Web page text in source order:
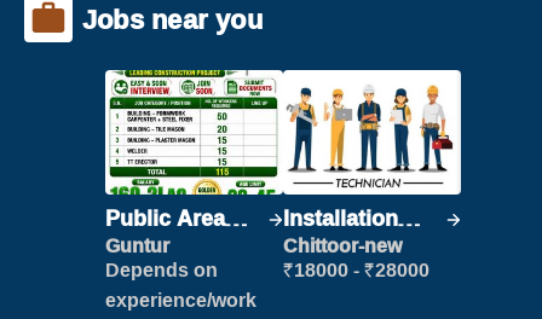
Jobs near you
Public Area
Cleaner
Guntur
Depends on
experience/work
Installation
Engineer/
Helper
Chittoor-new
₹18000 - ₹28000